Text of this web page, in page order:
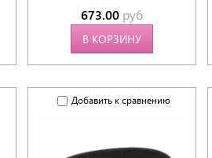
673.00 руб
В КОРЗИНУ
Добавить к сравнению